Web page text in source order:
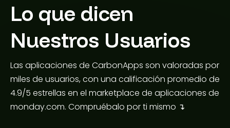
Lo que dicen
Nuestros Usuarios
Las aplicaciones de CarbonApps son valoradas por
miles de usuarios, con una calificación promedio de
4.9/5 estrellas en el marketplace de aplicaciones de
monday.com. Compruébalo por ti mismo ↴